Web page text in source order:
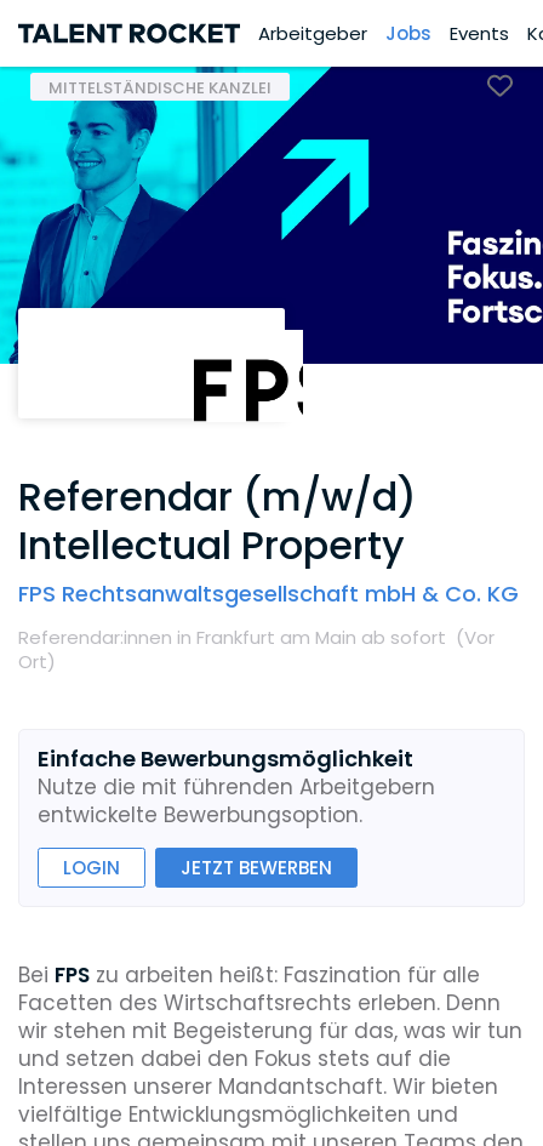
Arbeitgeber Jobs Events
MITTELSTÄNDISCHE KANZLEI
Referendar (m/w/d)
Intellectual Property
FPS Rechtsanwaltsgesellschaft mbH & Co. KG
Referendar:innen in Frankfurt am Main ab sofort (Vor
Ort)
Einfache Bewerbungsmöglichkeit
Nutze die mit führenden Arbeitgebern
entwickelte Bewerbungsoption.
LOGIN JETZT BEWERBEN
Bei FPS zu arbeiten heißt: Faszination für alle
Facetten des Wirtschaftsrechts erleben. Denn
wir stehen mit Begeisterung für das, was wir tun
und setzen dabei den Fokus stets auf die
Interessen unserer Mandantschaft. Wir bieten
vielfältige Entwicklungsmöglichkeiten und